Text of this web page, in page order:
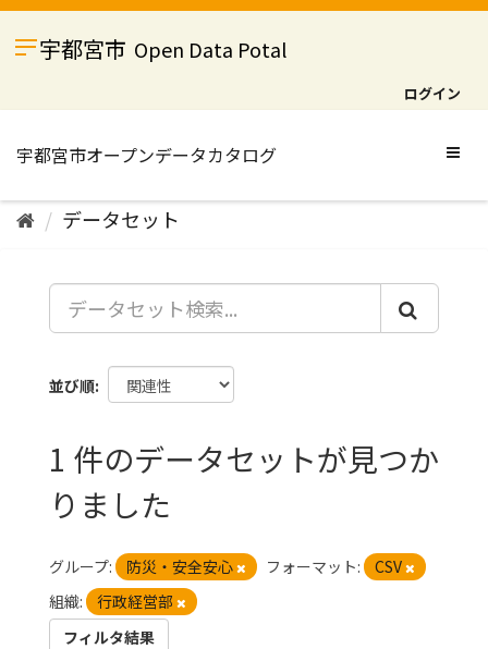
ス
宇都宮市 Open Data Potal
ログイン
データセット
並び順
1 件のデータセットが見つか
りました
グループ: 防災・安全安心 フォーマット:
CSV
組織:
行政経営部
フィルタ結果